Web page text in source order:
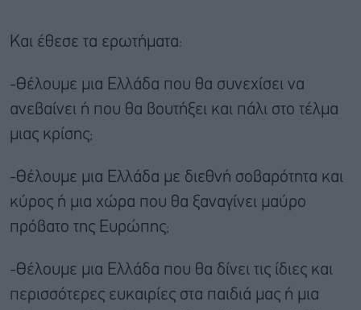
Και έθεσε τα ερωτήματα:
-Θέλουμε μια Ελλάδα που θα συνεχίσει να
ανεβαίνει ή που θα βουτήξει και πάλι στο τέλμα
μιας κρίσης;
-Θέλουμε μια Ελλάδα με διεθνή σοβαρότητα και
κύρος ή μια χώρα που θα ξαναγίνει μαύρο
πρόβατο της Ευρώπης;
-Θέλουμε μια Ελλάδα που θα δίνει τις ίδιες και
περισσότερες ευκαιρίες στα παιδιά μας ή μια